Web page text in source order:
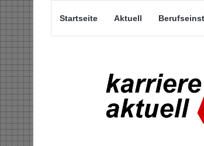
Startseite Aktuell